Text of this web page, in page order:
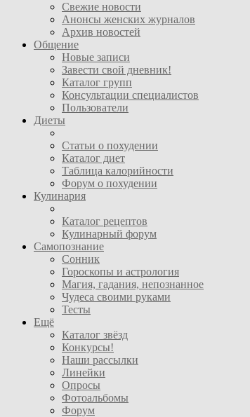
Свежие новости
Анонсы женских журналов
Архив новостей
Общение
Новые записи
Завести свой дневник!
Каталог групп
Консультации специалистов
Пользователи
Диеты
Статьи о похудении
Каталог диет
Таблица калорийности
Форум о похудении
Кулинария
Каталог рецептов
Кулинарный форум
Самопознание
Сонник
Гороскопы и астрология
Магия, гадания, непознанное
Чудеса своими руками
Тесты
Ещё
Каталог звёзд
Конкурсы!
Наши рассылки
Линейки
Опросы
Фотоальбомы
Форум